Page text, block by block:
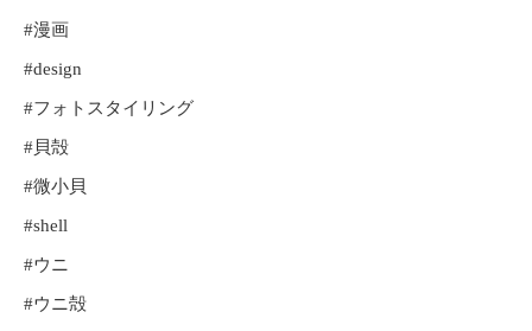
#漫画
#design
#フォトスタイリング
#貝殻
#微小貝
#shell
#ウニ
#ウニ殻